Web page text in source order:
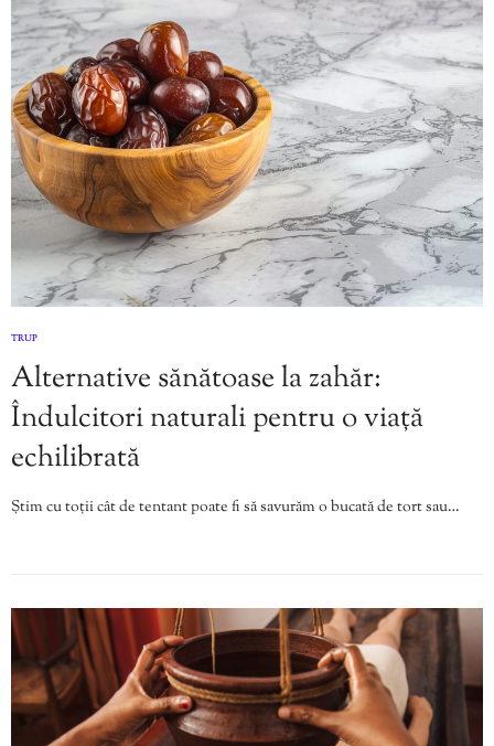
TRUP
Alternative sănătoase la zahăr:
Îndulcitori naturali pentru o viață
echilibrată
Știm cu toții cât de tentant poate fi să savurăm o bucată de tort sau…